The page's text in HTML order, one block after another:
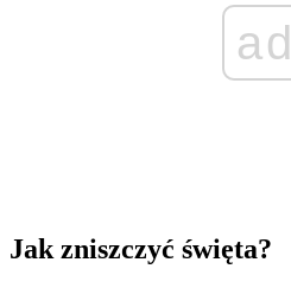
ad
Jak zniszczyć święta?